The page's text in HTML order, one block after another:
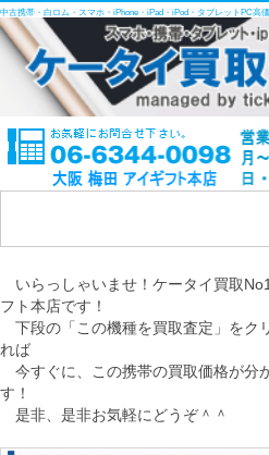
中古携帯・白ロム・スマホ・iPhone・iPad・iPod・タブレットPC高
いらっしゃいませ！ケータイ買取
フト本店です！
下段の「この機種を買取査定」をク
れば
今すぐに、この携帯の買取価格が分
す！
是非、是非お気軽にどうぞ＾＾